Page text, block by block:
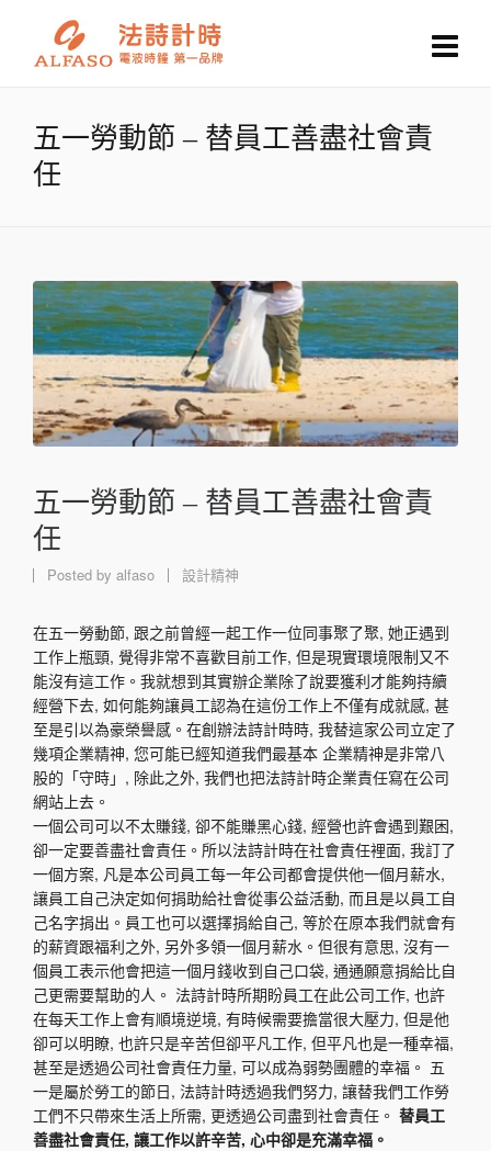
五一勞動節 – 替員工善盡社會責
任
五一勞動節 – 替員工善盡社會責
任
Posted by alfaso 設計精神
在五一勞動節, 跟之前曾經一起工作一位同事聚了聚, 她正遇到
工作上瓶頸, 覺得非常不喜歡目前工作, 但是現實環境限制又不
能沒有這工作。我就想到其實辦企業除了說要獲利才能夠持續
經營下去, 如何能夠讓員工認為在這份工作上不僅有成就感, 甚
至是引以為豪榮譽感。在創辦法詩計時時, 我替這家公司立定了
幾項企業精神, 您可能已經知道我們最基本 企業精神是非常八
股的「守時」, 除此之外, 我們也把法詩計時企業責任寫在公司
網站上去。
一個公司可以不太賺錢, 卻不能賺黑心錢, 經營也許會遇到艱困,
卻一定要善盡社會責任。所以法詩計時在社會責任裡面, 我訂了
一個方案, 凡是本公司員工每一年公司都會提供他一個月薪水,
讓員工自己決定如何捐助給社會從事公益活動, 而且是以員工自
己名字捐出。員工也可以選擇捐給自己, 等於在原本我們就會有
的薪資跟福利之外, 另外多領一個月薪水。但很有意思, 沒有一
個員工表示他會把這一個月錢收到自己口袋, 通通願意捐給比自
己更需要幫助的人。 法詩計時所期盼員工在此公司工作, 也許
在每天工作上會有順境逆境, 有時候需要擔當很大壓力, 但是他
卻可以明瞭, 也許只是辛苦但卻平凡工作, 但平凡也是一種幸福,
甚至是透過公司社會責任力量, 可以成為弱勢團體的幸福。 五
一是屬於勞工的節日, 法詩計時透過我們努力, 讓替我們工作勞
工們不只帶來生活上所需, 更透過公司盡到社會責任。 替員工
善盡社會責任, 讓工作以許辛苦, 心中卻是充滿幸福。